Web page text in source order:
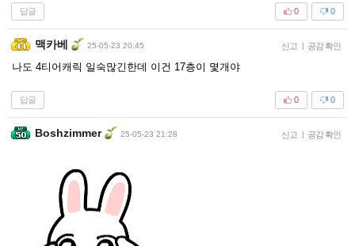
답글 0
0
맥카베 25-05-23 20:45 신고 | 공감 확인
나도 4티어캐릭 일숙많긴한데 이건 17층이 몇개야
답글 0
0
Boshzimmer 25-05-23 21:28 신고 | 공감 확인